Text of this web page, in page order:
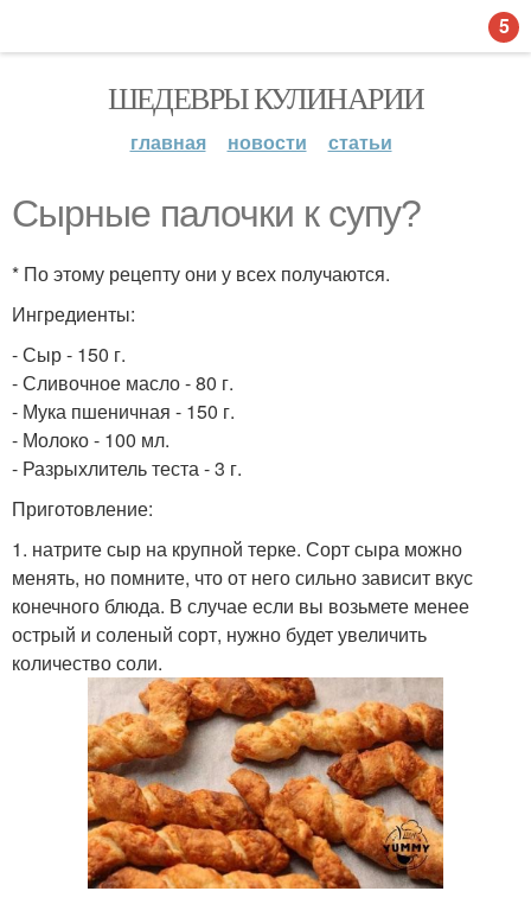
ШЕДЕВРЫ КУЛИНАРИИ
главная новости статьи
Сырные палочки к супу?
* По этому рецепту они у всех получаются.
Ингредиенты:
- Сыр - 150 г.
- Сливочное масло - 80 г.
- Мука пшеничная - 150 г.
- Молоко - 100 мл.
- Разрыхлитель теста - 3 г.
Приготовление:
1. натрите сыр на крупной терке. Сорт сыра можно
менять, но помните, что от него сильно зависит вкус
конечного блюда. В случае если вы возьмете менее
острый и соленый сорт, нужно будет увеличить
количество соли.
5